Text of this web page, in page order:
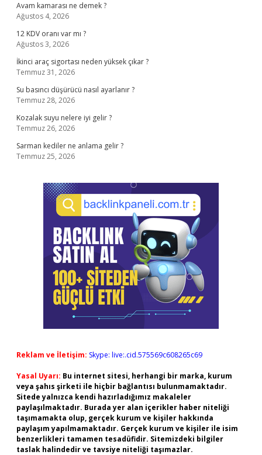
Avam kamarası ne demek ?
Ağustos 4, 2026
12 KDV oranı var mı ?
Ağustos 3, 2026
İkinci araç sigortası neden yüksek çıkar ?
Temmuz 31, 2026
Su basıncı düşürücü nasıl ayarlanır ?
Temmuz 28, 2026
Kozalak suyu nelere iyi gelir ?
Temmuz 26, 2026
Sarman kediler ne anlama gelir ?
Temmuz 25, 2026
Reklam ve İletişim: Skype: live:.cid.575569c608265c69
Yasal Uyarı: Bu internet sitesi, herhangi bir marka, kurum
veya şahıs şirketi ile hiçbir bağlantısı bulunmamaktadır.
Sitede yalnızca kendi hazırladığımız makaleler
paylaşılmaktadır. Burada yer alan içerikler haber niteliği
taşımamakta olup, gerçek kurum ve kişiler hakkında
paylaşım yapılmamaktadır. Gerçek kurum ve kişiler ile isim
benzerlikleri tamamen tesadüfidir. Sitemizdeki bilgiler
taslak halindedir ve tavsiye niteliği taşımazlar.